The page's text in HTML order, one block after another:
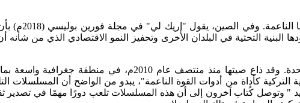
وقد حذت العديد من
البنية التحتية في البلدان الأخرى وتحفيز النمو الاقتصادي الذي من
وتحتل تركيا، المرتبة الثانية في تصدير المسلسلات التلفزيونية العالمية بعد الولايات
كأداة من أدوات القوة الناعمة"، يبدو من الواضح أن المسلسلات
وتوصل كُتاب آخرون إلى أن هذه المسلسلات تلعب دورًا مهمًا في تصدير